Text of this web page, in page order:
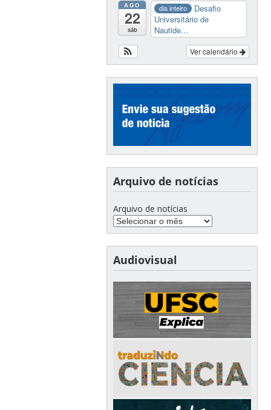
AGO
22
sáb
dia inteiro
Desafio
Universitário de
Nautide...
Ver calendário
Arquivo de notícias
Arquivo de notícias
Audiovisual